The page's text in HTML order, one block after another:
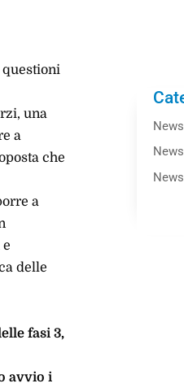
una
a
che
a
delle
fasi 3,
avvio i